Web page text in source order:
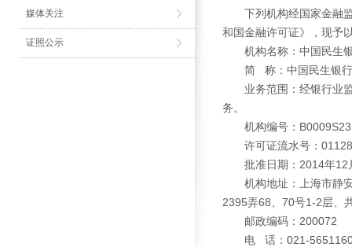
媒体关注
证照公示
下列机构经国家金融监
和国金融许可证》，现予
机构名称：中国民生银
简 称：中国民生银行
业务范围：经银行业监
务。
机构编号：
许可证流水号：
批准日期：2014年12
机构地址：上海市静安
2395弄68、70号1-2层、
邮政编码：200072
电 话：021-